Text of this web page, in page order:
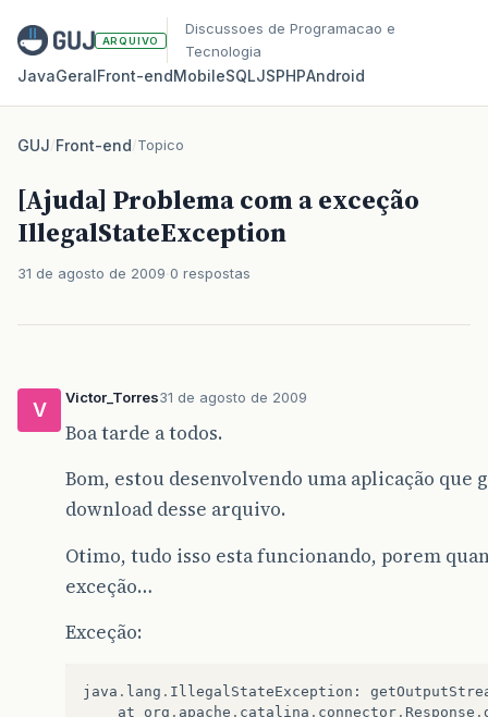
ARQUIVO
Discussoes de Programacao e
Tecnologia
JavaGeralFront‑endMobileSQLJSPHPAndroid
GUJ/Front-end/Topico
[Ajuda] Problema com a exceção
IllegalStateException
31 de agosto de 2009 0 respostas
V
Victor_Torres31 de agosto de 2009
Boa tarde a todos.
Bom, estou desenvolvendo uma aplicação que
download desse arquivo.
Otimo, tudo isso esta funcionando, porem
exceção…
Exceção:
java . lang . IllegalStateException :
at
org . apache . catalina . connector . Response .